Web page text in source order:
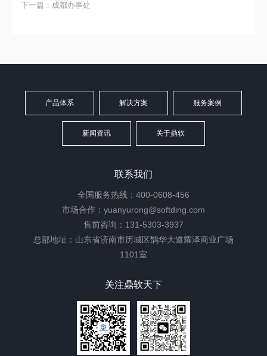
下一篇：成都办事处
产品体系 解决方案 服务案例
新闻资讯 关于鼎软
联系我们
全国服务热线：400-0608-456
市场合作：yuanyurong@softding.com
售前咨询：131-5303-3937
总部地址：山东省济南市历城区鹊华大道耀泽商业广场
1101室
关注鼎软天下